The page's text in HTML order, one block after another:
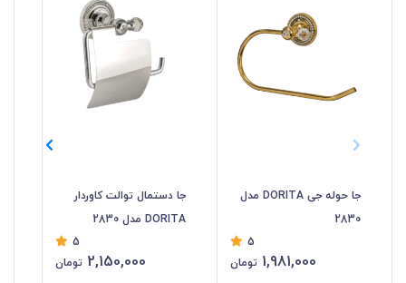
جا حوله جی DORITA مدل
2830
5
1,981,000 تومان
جا دستمال توالت کاوردار
DORITA مدل 2830
5
2,150,000 تومان